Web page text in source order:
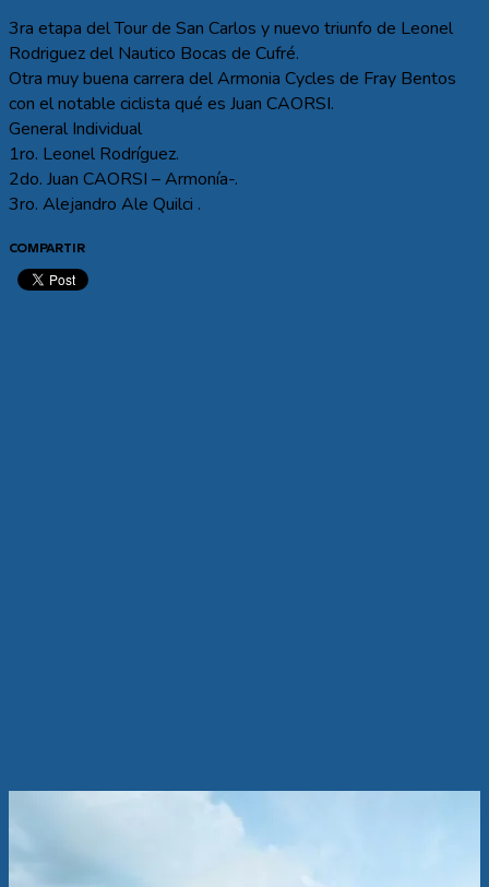
3ra etapa del Tour de San Carlos y nuevo triunfo de Leonel
Rodriguez del Nautico Bocas de Cufré.
Otra muy buena carrera del Armonia Cycles de Fray Bentos
con el notable ciclista qué es Juan CAORSI.
General Individual
1ro. Leonel Rodríguez.
2do. Juan CAORSI – Armonía-.
3ro. Alejandro Ale Quilci .
COMPARTIR